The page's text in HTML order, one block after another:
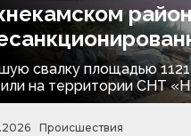
свалку площадью
на территории СНТ
Происшествия